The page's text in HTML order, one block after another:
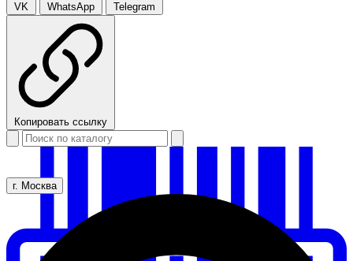
VK WhatsApp Telegram
Копировать ссылку